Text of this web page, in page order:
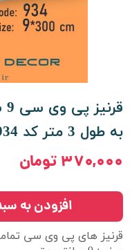
به طول 3 متر کد 934 [انبار تهران]
۳۷۰,۰۰۰ تومان
قرنیز های پی وی سی
افزودن به